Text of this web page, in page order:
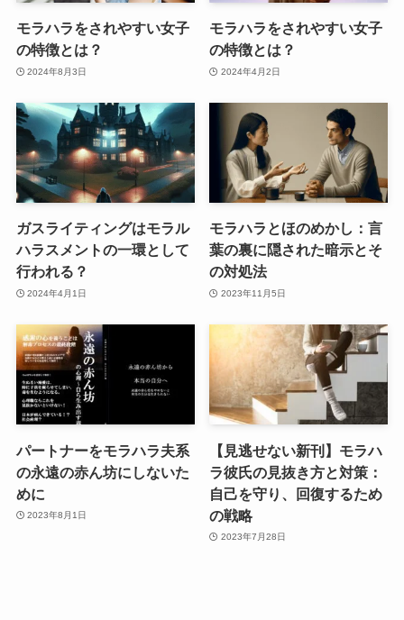
モラハラをされやすい女子
の特徴とは？
2024年8月3日
モラハラをされやすい女子
の特徴とは？
2024年4月2日
ガスライティングはモラル
ハラスメントの一環として
行われる？
2024年4月1日
モラハラとほのめかし：言
葉の裏に隠された暗示とそ
の対処法
2023年11月5日
パートナーをモラハラ夫系
の永遠の赤ん坊にしないた
めに
2023年8月1日
【見逃せない新刊】モラハ
ラ彼氏の見抜き方と対策：
自己を守り、回復するため
の戦略
2023年7月28日